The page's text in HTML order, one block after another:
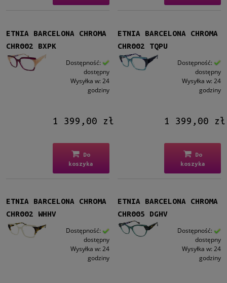
ETNIA BARCELONA CHROMA
CHR002 BXPK
Dostępność:
dostępny
Wysyłka w: 24
godziny
1 399,00 zł
Do
koszyka
ETNIA BARCELONA CHROMA
CHR002 TQPU
Dostępność:
dostępny
Wysyłka w: 24
godziny
1 399,00 zł
Do
koszyka
ETNIA BARCELONA CHROMA
CHR002 WHHV
Dostępność:
dostępny
Wysyłka w: 24
godziny
ETNIA BARCELONA CHROMA
CHR005 DGHV
Dostępność:
dostępny
Wysyłka w: 24
godziny